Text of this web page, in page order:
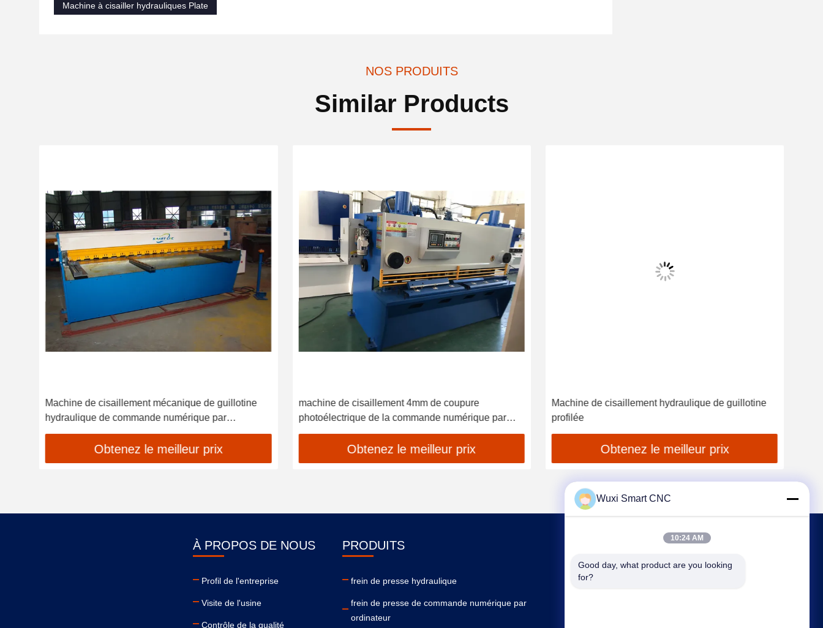
Machine à cisailler hydrauliques Plate
NOS PRODUITS
Similar Products
Machine de cisaillement mécanique de guillotine
hydraulique de commande numérique par
ordinateur
Obtenez le meilleur prix
machine de cisaillement 4mm de coupure
photoélectrique de la commande numérique par
ordinateur 5.5kw
Obtenez le meilleur prix
Machine de cisaillement hydraulique de guillotine
profilée
Obtenez le meilleur prix
À PROPOS DE NOUS
Profil de l'entreprise
Visite de l'usine
Contrôle de la qualité
PRODUITS
frein de presse hydraulique
frein de presse de commande numérique par
ordinateur
NOUS CONTACTER
sales@chinasmartcnc.com
Wuxi Smart CNC
10:24 AM
Good day, what product are you looking
for?